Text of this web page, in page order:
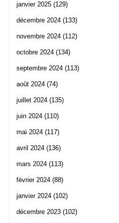
janvier 2025 (129)
décembre 2024 (133)
novembre 2024 (112)
octobre 2024 (134)
septembre 2024 (113)
août 2024 (74)
juillet 2024 (135)
juin 2024 (110)
mai 2024 (117)
avril 2024 (136)
mars 2024 (113)
février 2024 (88)
janvier 2024 (102)
décembre 2023 (102)